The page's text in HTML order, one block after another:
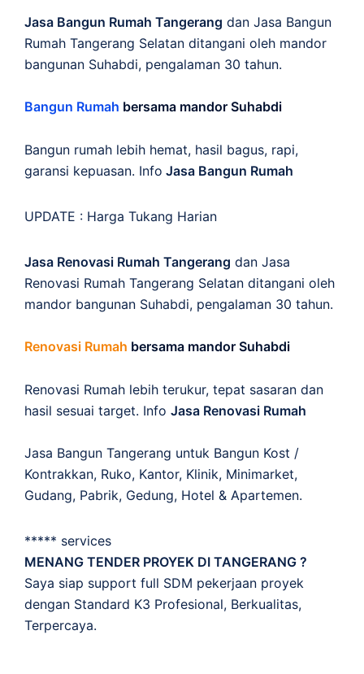
Jasa Bangun Rumah Tangerang dan Jasa Bangun
Rumah Tangerang Selatan ditangani oleh mandor
bangunan Suhabdi, pengalaman 30 tahun.
Bangun Rumah bersama mandor Suhabdi
Bangun rumah lebih hemat, hasil bagus, rapi,
garansi kepuasan. Info Jasa Bangun Rumah
UPDATE : Harga Tukang Harian
Jasa Renovasi Rumah Tangerang dan Jasa
Renovasi Rumah Tangerang Selatan ditangani oleh
mandor bangunan Suhabdi, pengalaman 30 tahun.
Renovasi Rumah bersama mandor Suhabdi
Renovasi Rumah lebih terukur, tepat sasaran dan
hasil sesuai target. Info Jasa Renovasi Rumah
Jasa Bangun Tangerang untuk Bangun Kost /
Kontrakkan, Ruko, Kantor, Klinik, Minimarket,
Gudang, Pabrik, Gedung, Hotel & Apartemen.
***** services
MENANG TENDER PROYEK DI TANGERANG ?
Saya siap support full SDM pekerjaan proyek
dengan Standard K3 Profesional, Berkualitas,
Terpercaya.